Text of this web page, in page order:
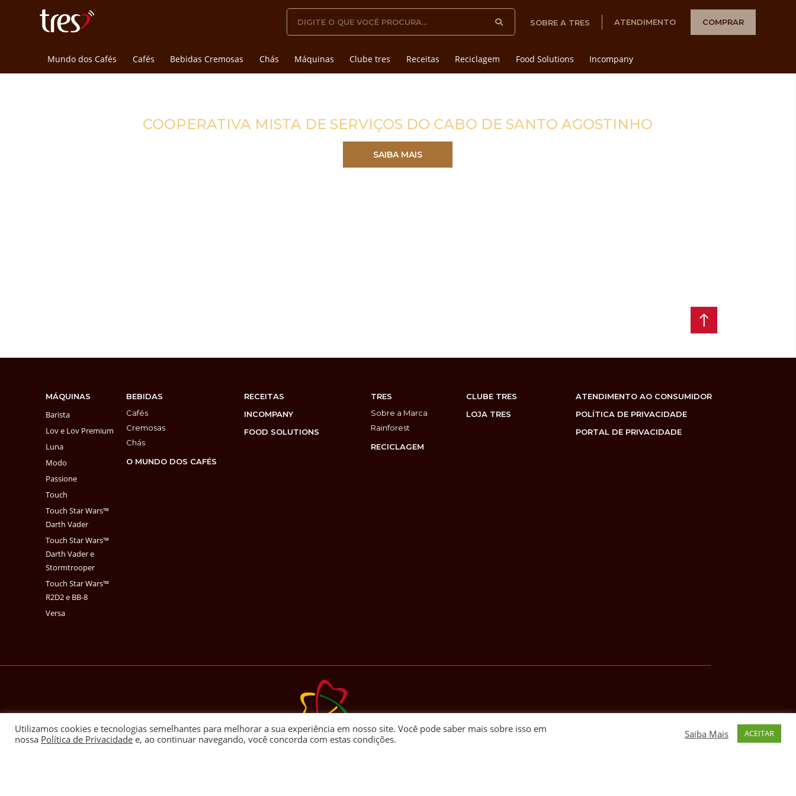
SOBRE A TRES ATENDIMENTO COMPRAR
Mundo dos Cafés Cafés Bebidas Cremosas Chás Máquinas Clube tres Receitas Reciclagem Food Solutions Incompany
COOPERATIVA MISTA DE SERVIÇOS DO CABO DE SANTO AGOSTINHO
SAIBA MAIS
MÁQUINAS
Barista
Lov e Lov Premium
Luna
Modo
Passione
Touch
Touch Star Wars™
Darth Vader
Touch Star Wars™
Darth Vader e
Stormtrooper
Touch Star Wars™
R2D2 e BB-8
Versa
BEBIDAS
Cafés
Cremosas
Chás
O MUNDO DOS CAFÉS
RECEITAS
INCOMPANY
FOOD SOLUTIONS
TRES
Sobre a Marca
Rainforest
RECICLAGEM
CLUBE TRES
LOJA TRES
ATENDIMENTO AO CONSUMIDOR
POLÍTICA DE PRIVACIDADE
PORTAL DE PRIVACIDADE
Utilizamos cookies e tecnologias semelhantes para melhorar a sua experiência em nosso site. Você pode saber mais sobre isso em
nossa Política de Privacidade e, ao continuar navegando, você concorda com estas condições. Saiba Mais ACEITAR